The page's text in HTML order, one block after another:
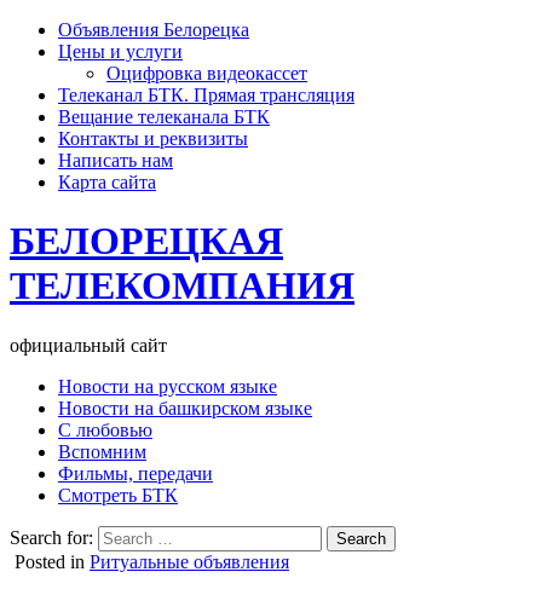
Объявления Белорецка
Цены и услуги
Оцифровка видеокассет
Телеканал БТК. Прямая трансляция
Вещание телеканала БТК
Контакты и реквизиты
Написать нам
Карта сайта
БЕЛОРЕЦКАЯ
ТЕЛЕКОМПАНИЯ
официальный сайт
Новости на русском языке
Новости на башкирском языке
С любовью
Вспомним
Фильмы, передачи
Смотреть БТК
Search for:
Posted in Ритуальные объявления